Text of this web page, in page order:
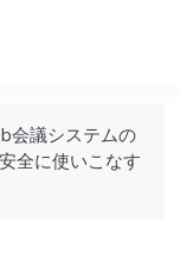
会議システムの
全に使いこなす